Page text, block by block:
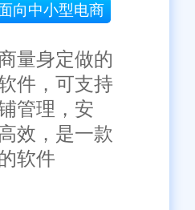
向中小型电商
量身定做的
件，可支持
管理，安
效，是一款
软件